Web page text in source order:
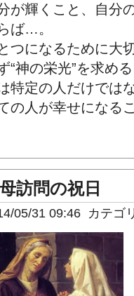
が輝くこと、自分
ば…。
つになるために大
“神の栄光”を求め
特定の人だけでは
の人が幸せになる
訪問の祝日
05/31 09:46 カテゴ